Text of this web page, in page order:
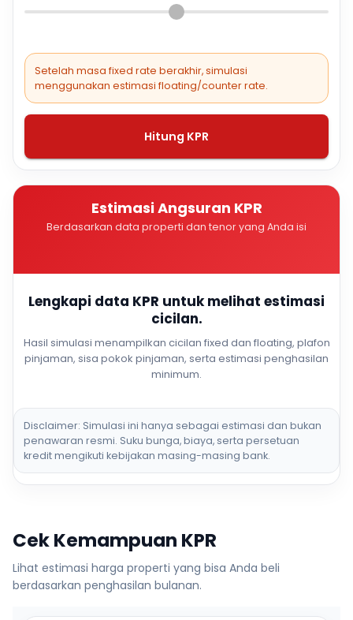
Setelah masa fixed rate berakhir, simulasi
menggunakan estimasi floating/counter rate.
Hitung KPR
Estimasi Angsuran KPR
Berdasarkan data properti dan tenor yang Anda isi
Lengkapi data KPR untuk melihat estimasi
cicilan.
Hasil simulasi menampilkan cicilan fixed dan floating, plafon
pinjaman, sisa pokok pinjaman, serta estimasi penghasilan
minimum.
Disclaimer: Simulasi ini hanya sebagai estimasi dan bukan
penawaran resmi. Suku bunga, biaya, serta persetuan
kredit mengikuti kebijakan masing-masing bank.
Cek Kemampuan KPR
Lihat estimasi harga properti yang bisa Anda beli
berdasarkan penghasilan bulanan.